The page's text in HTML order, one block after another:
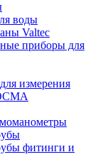
воды
Valtec
приборы для
измерения
фитинги и